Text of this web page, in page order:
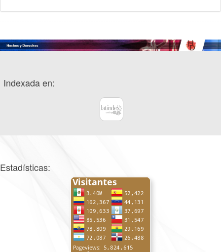
Indexada en:
Estadísticas: